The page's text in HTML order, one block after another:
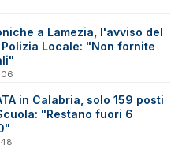
a Lamezia, l'avviso del
Locale: "Non fornite
in Calabria, solo 159 posti
"Restano fuori 6